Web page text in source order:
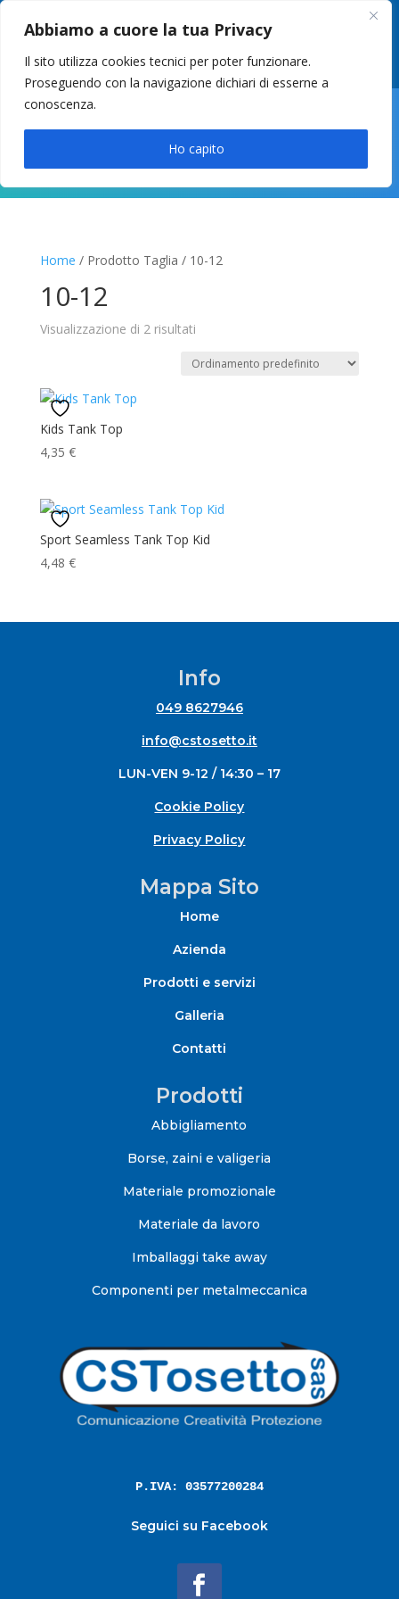
Abbiamo a cuore la tua Privacy
Il sito utilizza cookies tecnici per poter funzionare.
Proseguendo con la navigazione dichiari di esserne a
conoscenza.
Ho capito
049 8627946 –info@cstosetto.it
LUN-VEN 9-12 / 14:30-17
Home / Prodotto Taglia / 10-12
10-12
Visualizzazione di 2 risultati
Kids Tank Top
4,35 €
Sport Seamless Tank Top Kid
4,48 €
Info
049 8627946
info@cstosetto.it
LUN-VEN 9-12 / 14:30 – 17
Cookie Policy
Privacy Policy
Mappa Sito
Home
Azienda
Prodotti e servizi
Galleria
Contatti
Prodotti
Abbigliamento
Borse, zaini e valigeria
Materiale promozionale
Materiale da lavoro
Imballaggi take away
Componenti per metalmeccanica
P.IVA: 03577200284
Seguici su Facebook